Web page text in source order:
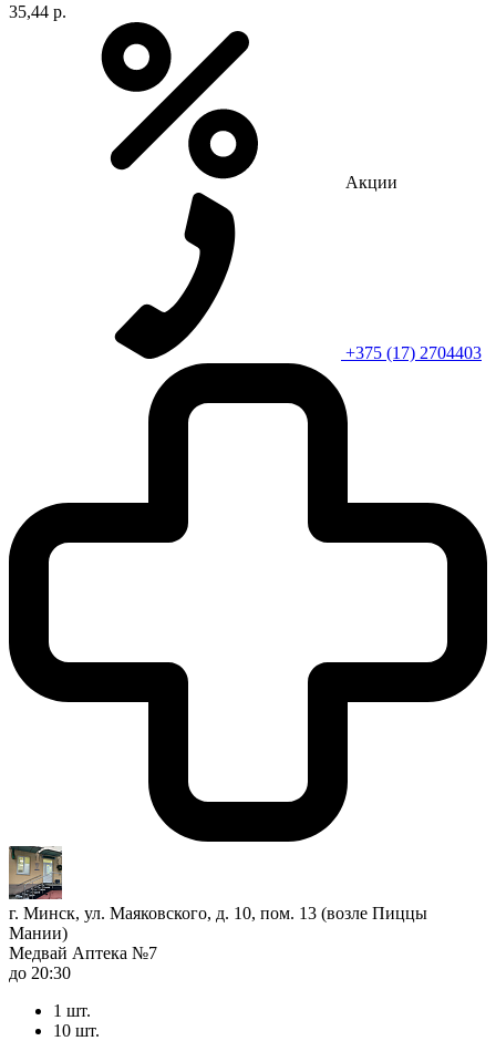
35,44 р.
Акции
+375 (17) 2704403
г. Минск, ул. Маяковского, д. 10, пом. 13 (возле Пиццы
Мании)
Медвай Аптека №7
до 20:30
1 шт.
10 шт.